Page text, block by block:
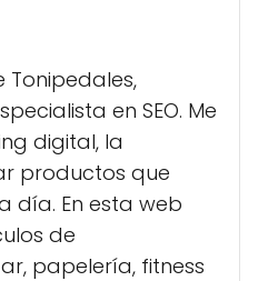
Tonipedales,
en SEO. Me
digital, la
productos que
día. En esta web
de
papelería, fitness